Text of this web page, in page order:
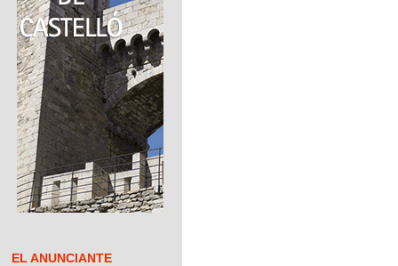
EL ANUNCIANTE